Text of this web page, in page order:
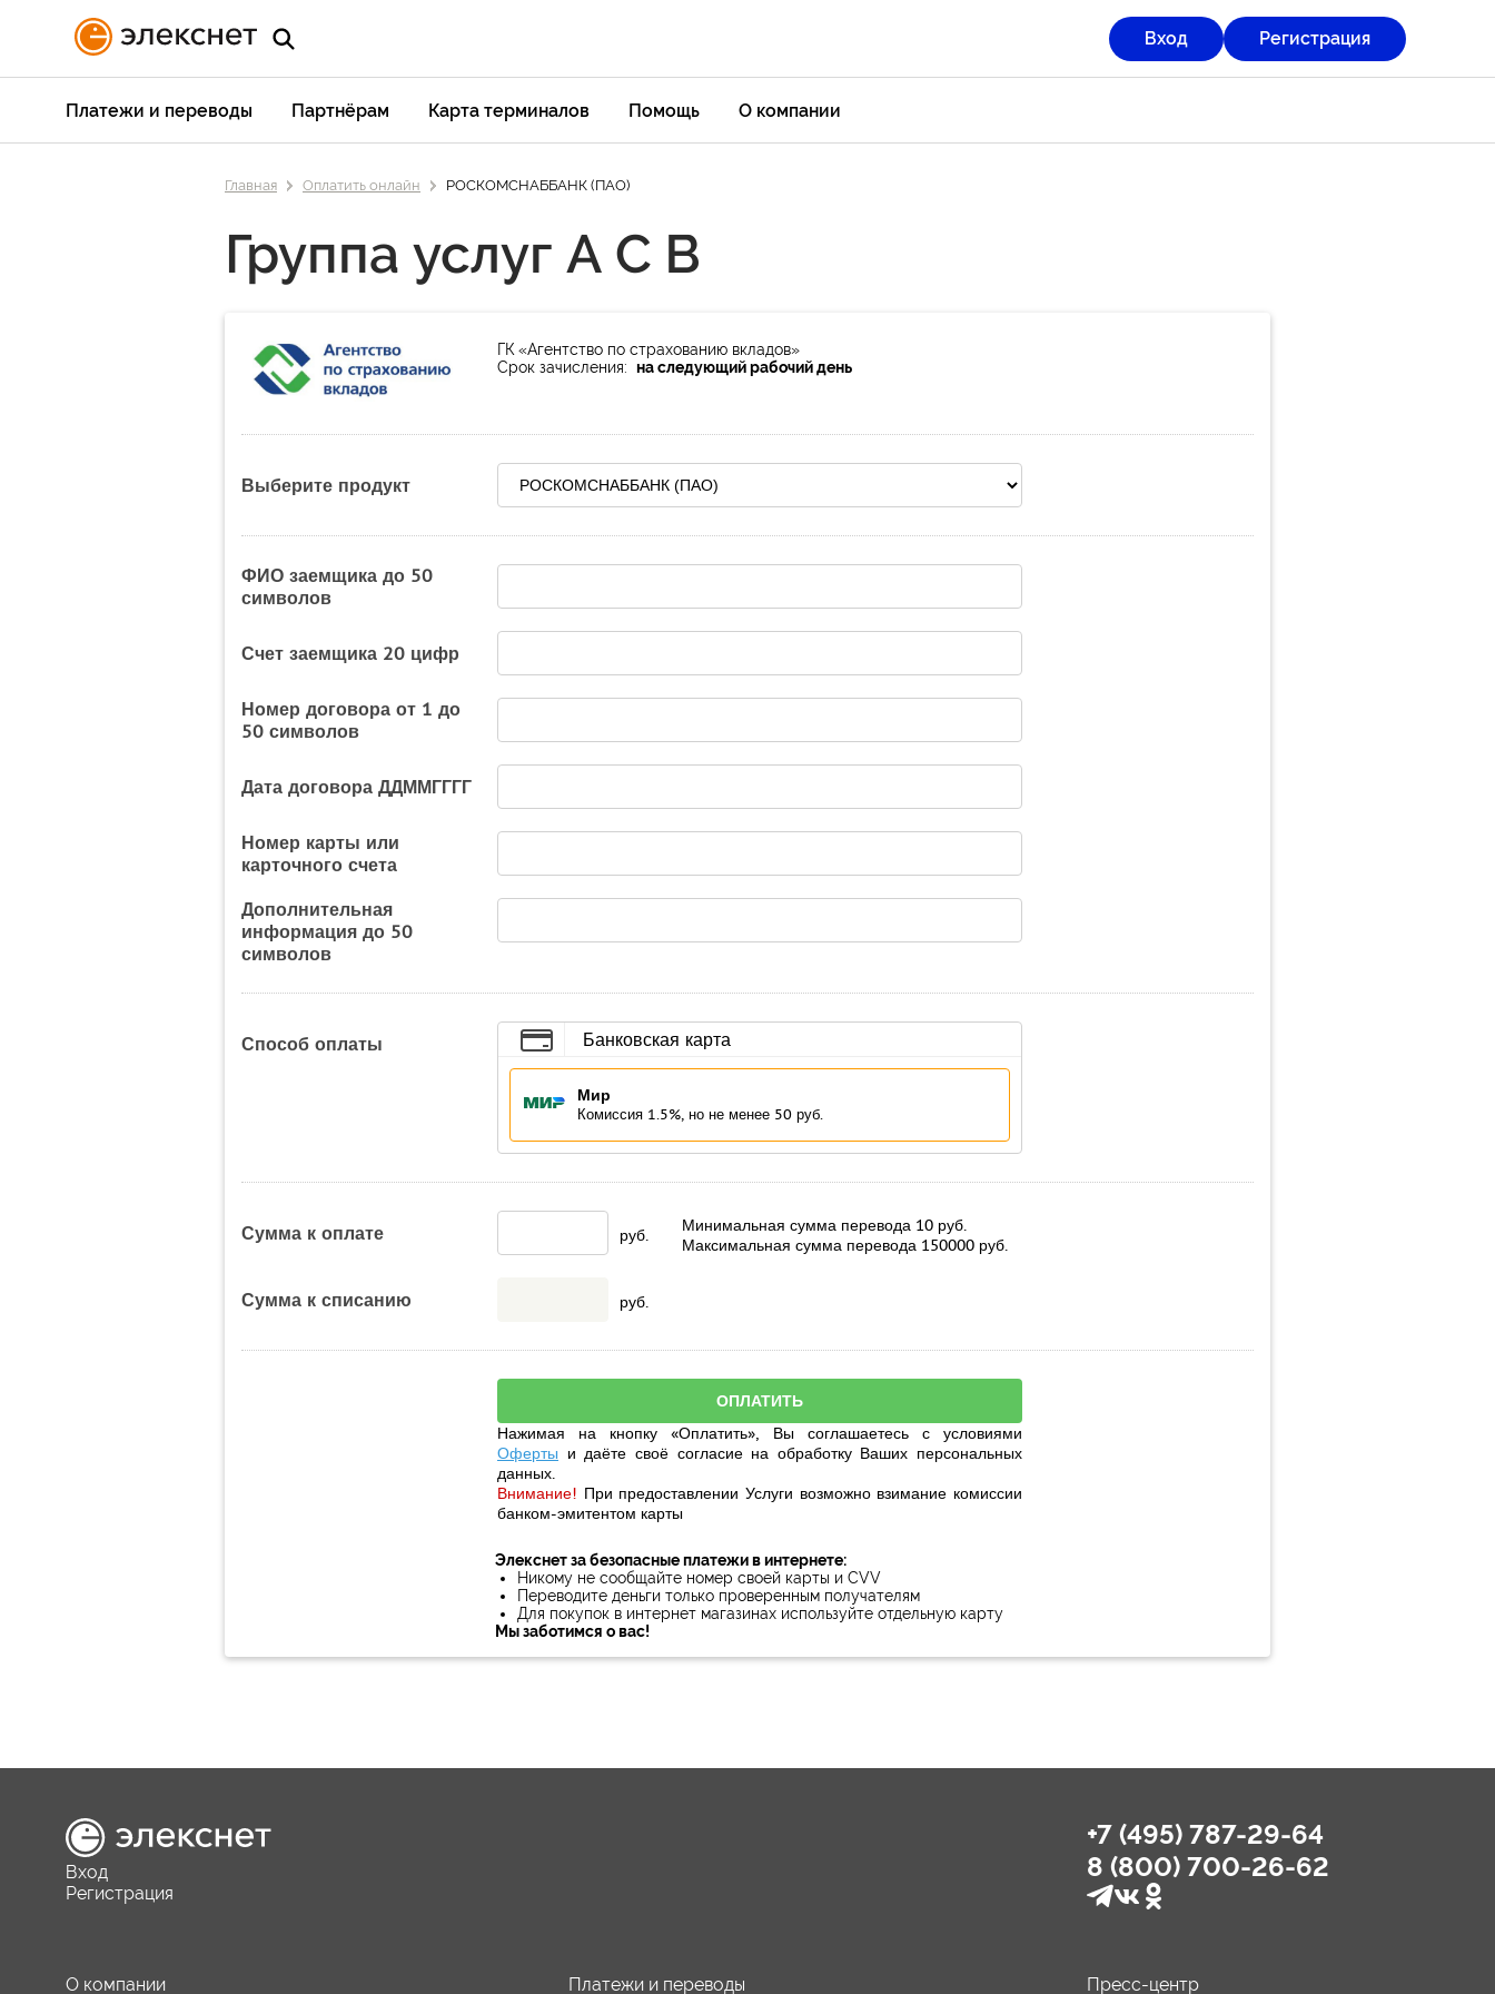
Вход Регистрация
Платежи и переводы Партнёрам Карта терминалов Помощь О компании
Главная Оплатить онлайн РОСКОМСНАББАНК (ПАО)
Группа услуг А С В
ГК «Агентство по страхованию вкладов»
Срок зачисления: на следующий рабочий день
Выберите продукт
ФИО заемщика до 50
символов
Счет заемщика 20 цифр
Номер договора от 1 до
50 символов
Дата договора ДДММГГГГ
Номер карты или
карточного счета
Дополнительная
информация до 50
символов
Способ оплаты Банковская карта
Мир
Комиссия 1.5%, но не менее 50 руб.
Сумма к оплате руб. Минимальная сумма перевода 10 руб.
Максимальная сумма перевода 150000 руб.
Сумма к списанию руб.
Нажимая на кнопку «Оплатить», Вы соглашаетесь с условиями
Оферты и даёте своё согласиена обработку Ваших персональных
данных.
Внимание! При предоставлении Услуги возможно взимание комиссии
банком-эмитентом карты
Элекснет за безопасные платежи в интернете:
Никому не сообщайте номер своей карты и CVV
Переводите деньги только проверенным получателям
Для покупок в интернет магазинах используйте отдельную карту
Мы заботимся о вас!
Вход
Регистрация
О компании Платежи и переводы Пресс-центр
+7 (495) 787-29-64
8 (800) 700-26-62